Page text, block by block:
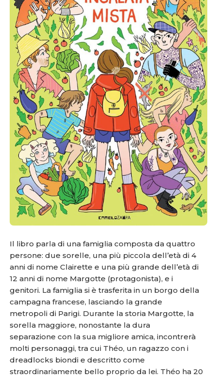
Il libro parla di una famiglia composta da quattro
persone: due sorelle, una più piccola dell’età di 4
anni di nome Clairette e una più grande dell’età di
12 anni di nome Margotte (protagonista), e i
genitori. La famiglia si è trasferita in un borgo della
campagna francese, lasciando la grande
metropoli di Parigi. Durante la storia Margotte, la
sorella maggiore, nonostante la dura
separazione con la sua migliore amica, incontrerà
molti personaggi, tra cui Théo, un ragazzo con i
dreadlocks biondi e descritto come
straordinariamente bello proprio da lei. Théo ha 20